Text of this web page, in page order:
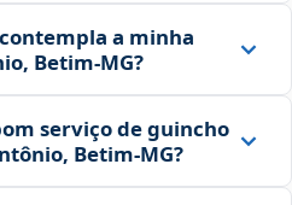
a minha
Betim‑MG?
serviço de guincho
Betim‑MG?